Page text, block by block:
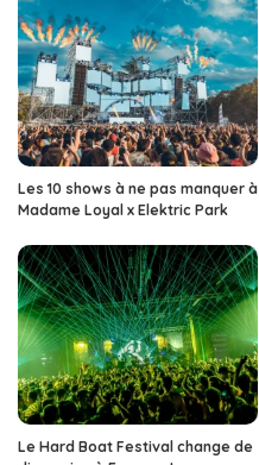
Les 10 shows à ne pas manquer à
Madame Loyal x Elektric Park
Le Hard Boat Festival change de